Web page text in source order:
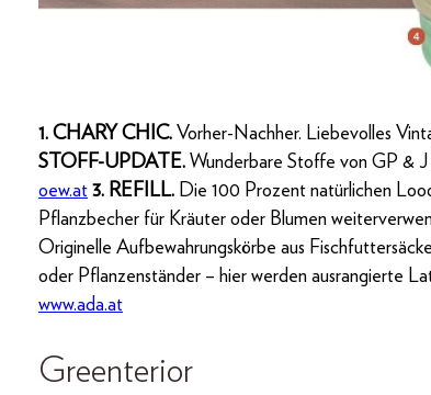
1. CHARY CHIC. Vorher-Nachher. Liebevolles
STOFF-UPDATE. Wunderbare Stoffe von GP &
oew.at 3. REFILL. Die 100 Prozent natürlichen
Pflanzbecher für Kräuter oder Blumen
Originelle Aufbewahrungskörbe aus
oder Pflanzenständer – hier werden ausrangierte
www.ada.at
Greenterior